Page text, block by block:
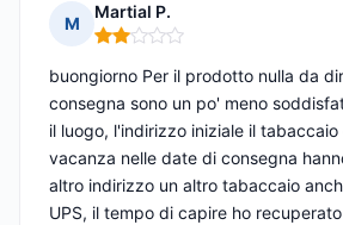
M
Martial P.
Nota: 2 su 5
buongiorno Per il prodotto nulla da
consegna sono un po' meno
il luogo, l'indirizzo iniziale il tabaccaio
vacanza nelle date di consegna
altro indirizzo un altro tabaccaio
UPS, il tempo di capire ho